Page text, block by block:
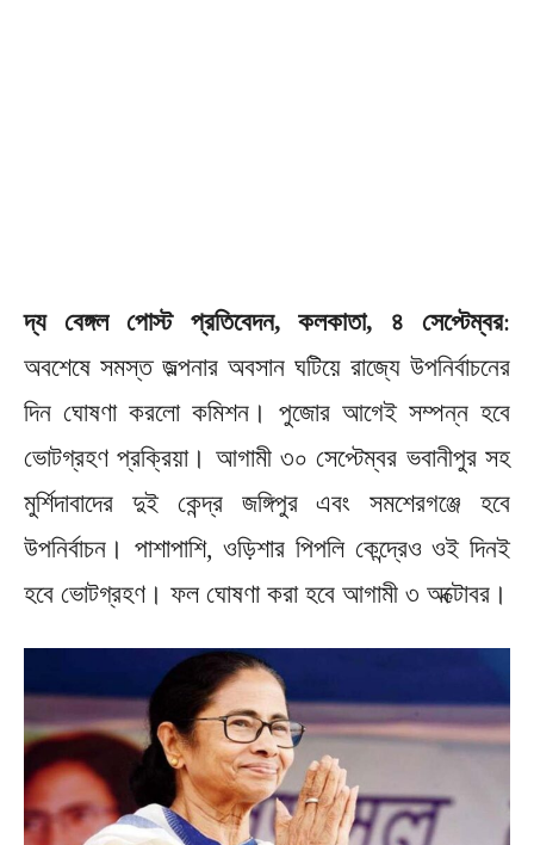
দ্য বেঙ্গল পোস্ট প্রতিবেদন, কলকাতা, ৪ সেপ্টেম্বর:
অবশেষে সমস্ত জল্পনার অবসান ঘটিয়ে রাজ্যে উপনির্বাচনের
দিন ঘোষণা করলো কমিশন। পুজোর আগেই সম্পন্ন হবে
ভোটগ্রহণ প্রক্রিয়া। আগামী ৩০ সেপ্টেম্বর ভবানীপুর সহ
মুর্শিদাবাদের দুই কেন্দ্র জঙ্গিপুর এবং সমশেরগঞ্জে হবে
উপনির্বাচন। পাশাপাশি, ওড়িশার পিপলি কেন্দ্রেও ওই দিনই
হবে ভোটগ্রহণ। ফল ঘোষণা করা হবে আগামী ৩ অক্টোবর।